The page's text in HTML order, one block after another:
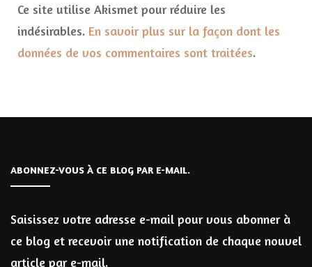
Ce site utilise Akismet pour réduire les
indésirables. En savoir plus sur la façon dont les
données de vos commentaires sont traitées.
ABONNEZ-VOUS À CE BLOG PAR E-MAIL.
Saisissez votre adresse e-mail pour vous abonner à
ce blog et recevoir une notification de chaque nouvel
article par e-mail.